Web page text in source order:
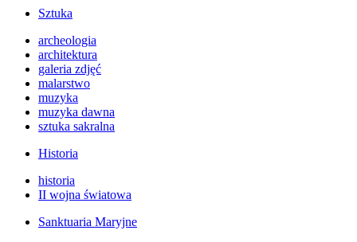
Sztuka
archeologia
architektura
galeria zdjęć
malarstwo
muzyka
muzyka dawna
sztuka sakralna
Historia
historia
II wojna światowa
Sanktuaria Maryjne